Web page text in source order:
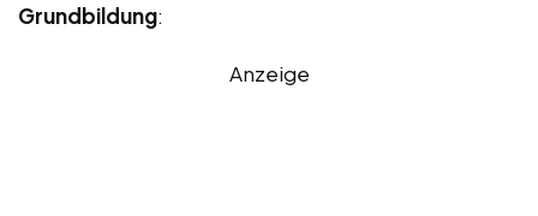
Grundbildung:
Anzeige